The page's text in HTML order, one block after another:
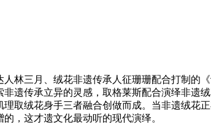
三月、绒花非遗传承人征珊珊配合打制的
遗传承立异的灵感，取格莱斯配合演绎非
取绒花身手三者融合创做而成。当非遗绒
，这才遗文化最动听的现代演绎。